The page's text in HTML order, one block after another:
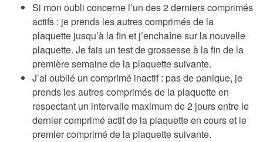
Si mon oubli concerne l’un des 2 derniers comprimés
actifs : je prends les autres comprimés de la
plaquette jusqu’à la fin et j’enchaîne sur la nouvelle
plaquette. Je fais un test de grossesse à la fin de la
première semaine de la plaquette suivante.
J’ai oublié un comprimé inactif : pas de panique, je
prends les autres comprimés de la plaquette en
respectant un intervalle maximum de 2 jours entre le
dernier comprimé actif de la plaquette en cours et le
premier comprimé de la plaquette suivante.